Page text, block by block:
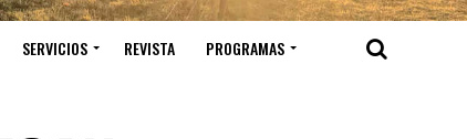
SERVICIOS REVISTA PROGRAMAS